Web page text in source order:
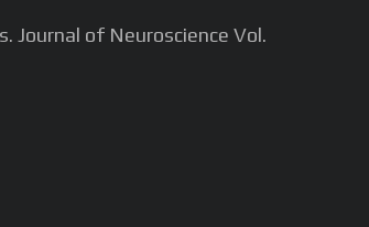
Journal of Neuroscience Vol.